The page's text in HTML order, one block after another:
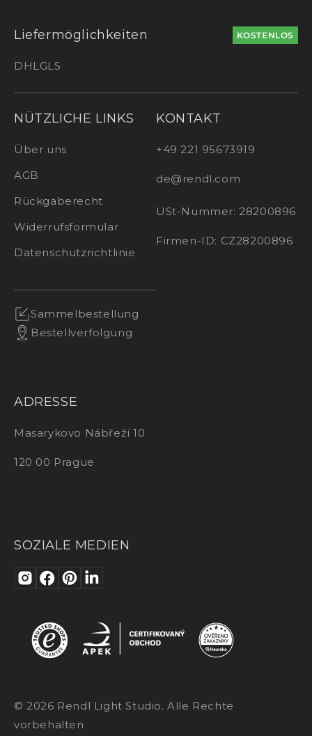
Liefermöglichkeiten KOSTENLOS
DHLGLS
NÜTZLICHE LINKS
Über uns
AGB
Rückgaberecht
Widerrufsformular
Datenschutzrichtlinie
Sammelbestellung
Bestellverfolgung
KONTAKT
+49 221 95673919
de@rendl.com
USt-Nummer: 28200896
Firmen-ID: CZ28200896
ADRESSE
Masarykovo Nábřeží 10
120 00 Prague
SOZIALE MEDIEN
© 2026 Rendl Light Studio. Alle Rechte
vorbehalten